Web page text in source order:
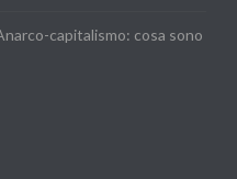
capitalismo: cosa sono